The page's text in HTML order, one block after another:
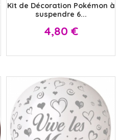
Kit de Décoration Pokémon à
suspendre 6...
Prix
4,80 €